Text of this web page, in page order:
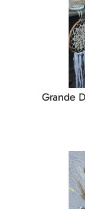
Grande